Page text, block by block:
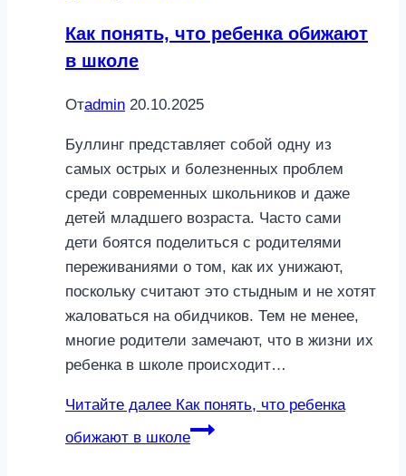
Как понять, что ребенка обижают
в школе
Отadmin 20.10.2025
Буллинг представляет собой одну из
самых острых и болезненных проблем
среди современных школьников и даже
детей младшего возраста. Часто сами
дети боятся поделиться с родителями
переживаниями о том, как их унижают,
поскольку считают это стыдным и не хотят
жаловаться на обидчиков. Тем не менее,
многие родители замечают, что в жизни их
ребенка в школе происходит…
Читайте далее Как понять, что ребенка
обижают в школе